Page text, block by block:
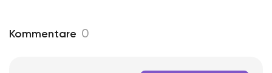
Kommentare 0